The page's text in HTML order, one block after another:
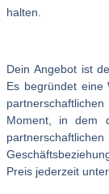
halten.
Dein Angebot ist
Es begründet eine
Moment, in dem
Preis jederzeit